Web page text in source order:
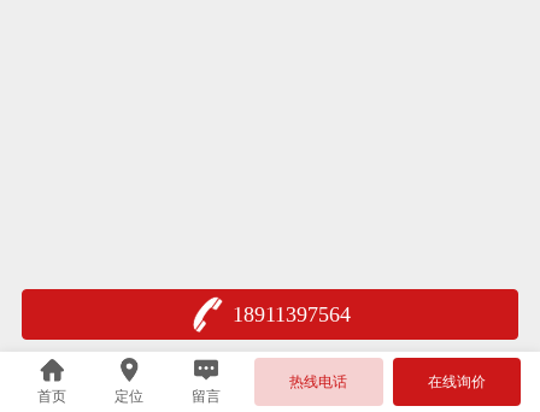
18911397564
首页 定位 留言
热线电话 在线询价